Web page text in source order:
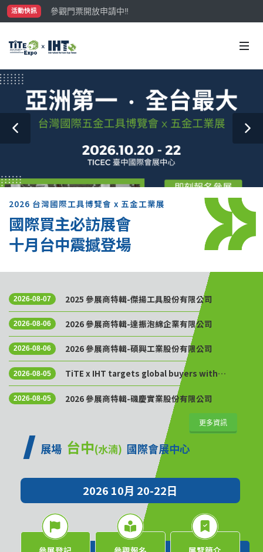
活動快訊
參觀門票開放申請中‼️
最大規模台灣五金展TiTE x IHT，2026/10/20-22與您在臺
2026 台灣國際工具博覽會 x 五金工業展
國際買主必訪展會
十月台中震撼登場
2026-08-07 2025 參展商特輯-傑揚工具股份有限公司
2026-08-06 2026 參展商特輯-達振泡綿企業有限公司
2026-08-06 2026 參展商特輯-碩興工業股份有限公司
2026-08-05
TiTE x IHT targets global buyers with
Golden Sourcing Week
2026-08-05 2026 參展商特輯-磯慶實業股份有限公司
更多資訊
展場 台中(水湳) 國際會展中心
2026 10月 20-22日